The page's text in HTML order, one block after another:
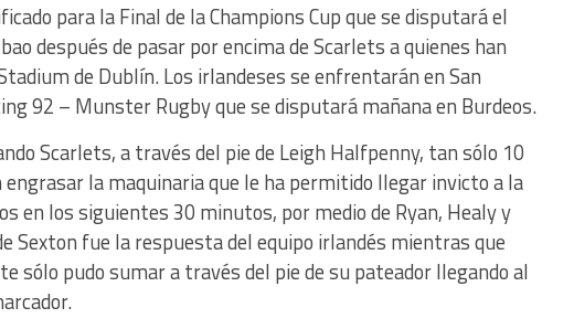
para la Final de la Champions Cup que se disputará el
después de pasar por encima de Scarlets a quienes han
de Dublín. Los irlandeses se enfrentarán en San
92 – Munster Rugby que se disputará mañana en Burdeos.
Scarlets, a través del pie de Leigh Halfpenny, tan sólo 10
la maquinaria que le ha permitido llegar invicto a la
en los siguientes 30 minutos, por medio de Ryan, Healy y
Sexton fue la respuesta del equipo irlandés mientras que
sólo pudo sumar a través del pie de su pateador llegando al